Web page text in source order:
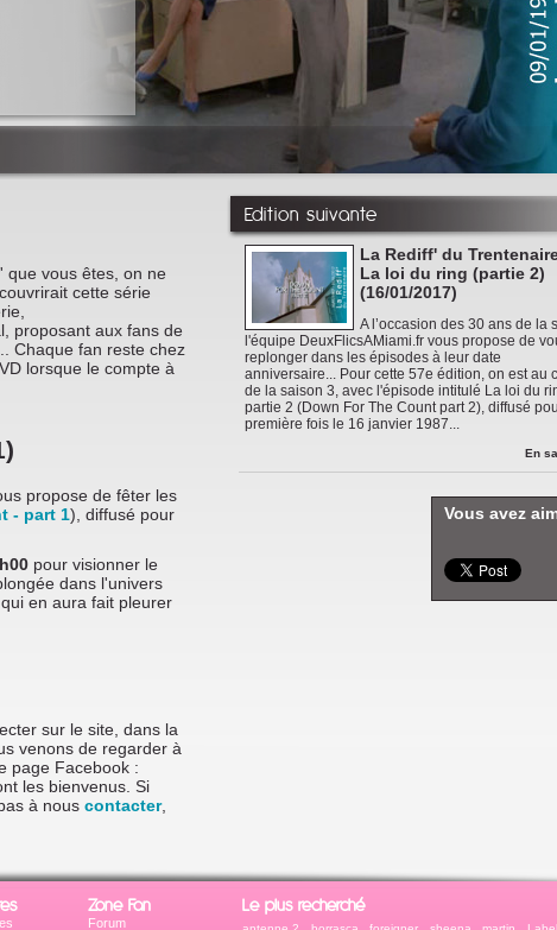
que vous êtes, on ne
cette série
proposant aux fans de
Chaque fan reste chez
lorsque le compte à
propose de fêter les
- part 1), diffusé pour
pour visionner le
dans l'univers
qui en aura fait pleurer
sur le site, dans la
venons de regarder à
page Facebook :
les bienvenus. Si
à nous contacter,
Edition suivante
La Rediff' du
La loi du ring (partie 2)
(16/01/2017)
A l’occasion des 30 ans de la
l'équipe DeuxFlicsAMiami.fr vous propose de
replonger dans les épisodes à leur date
anniversaire... Pour cette 57e édition, on est au
de la saison 3, avec l'épisode intitulé La loi du
partie 2 (Down For The Count part 2), diffusé
première fois le 16 janvier 1987...
En
Vous avez
Zone Fan
Forum
Le plus recherché